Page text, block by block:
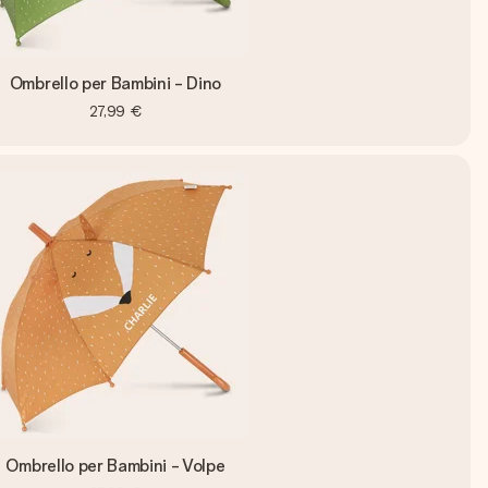
Ombrello per Bambini - Dino
27,99 €
Ombrello per Bambini - Volpe